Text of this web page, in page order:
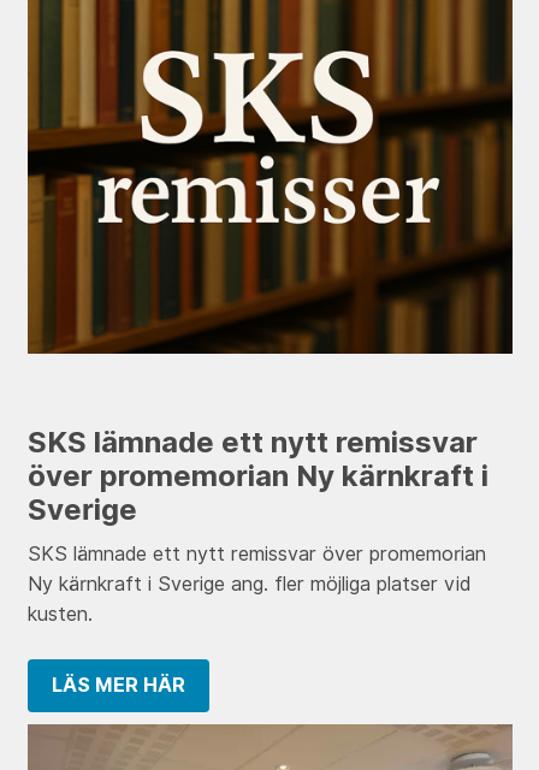
SKS lämnade ett nytt remissvar
över promemorian Ny kärnkraft i
Sverige
SKS lämnade ett nytt remissvar över promemorian
Ny kärnkraft i Sverige ang. fler möjliga platser vid
kusten.
LÄS MER HÄR